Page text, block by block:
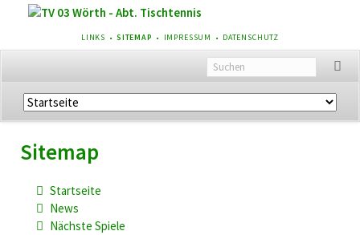
NAVIGATION
ÜBERSPRINGEN
LINKS SITEMAP IMPRESSUM DATENSCHUTZ
Navigation
überspringen
Sitemap
Startseite
News
Nächste Spiele